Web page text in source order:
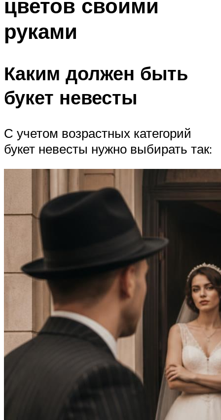
цветов своими
руками
Каким должен быть
букет невесты
С учетом возрастных категорий
букет невесты нужно выбирать так: